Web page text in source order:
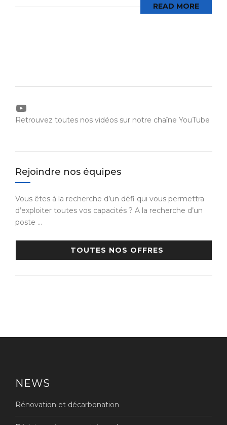
READ MORE
YouTube
Retrouvez toutes nos vidéos sur notre chaîne YouTube
Rejoindre nos équipes
Vous êtes à la recherche d’un défi qui vous permettra
d’exploiter toutes vos capacités ? A la recherche d’un
poste …
TOUTES NOS OFFRES
NEWS
Rénovation et décarbonation